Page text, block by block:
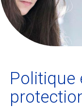
Ecolint
Camps Ecolint
Institut
Politique